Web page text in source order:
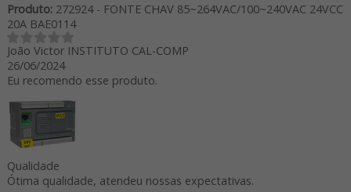
Produto:272924 - FONTE CHAV 85~264VAC/100~240VAC 24VCC
20A BAE0114
João Victor INSTITUTO CAL-COMP
26/06/2024
Eu recomendo esse produto.
Qualidade
Ótima qualidade, atendeu nossas expectativas.